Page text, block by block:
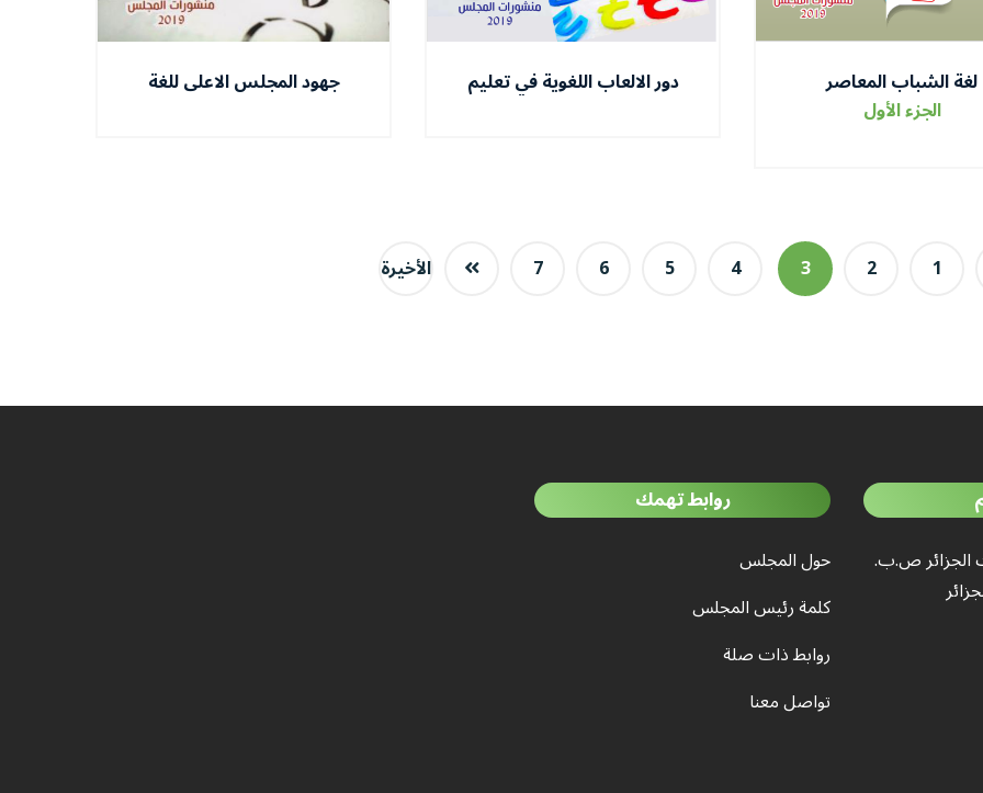
لغة الشباب المعاصر
الجزء الأول
دور الالعاب اللغوية في تعليم جهود المجلس الاعلى للغة
1
2
3
4
5
6
7 الأخيرة
الجزائر ص.ب.
روابط تهمك
حول المجلس
كلمة رئيس المجلس
روابط ذات صلة
تواصل معنا